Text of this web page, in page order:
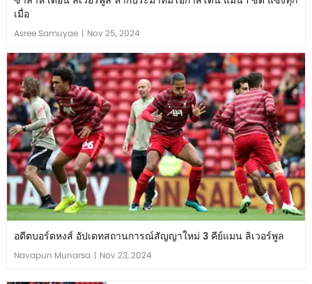
เมื่อ
Asree Samuyae | Nov 25, 2024
อดีตบอร์ดหงส์ อัปเดทสถานการณ์สัญญาใหม่ 3 คีย์แมน ลิเวอร์พูล
Navapun Munarsa | Nov 23, 2024